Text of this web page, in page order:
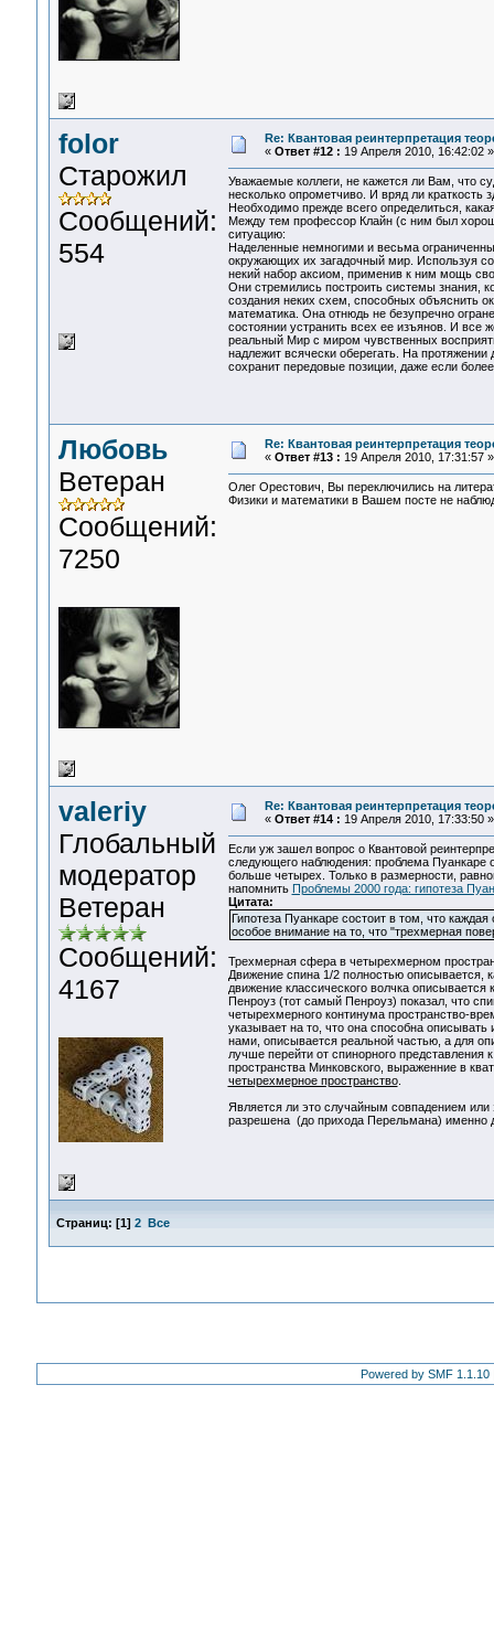
folor
Старожил
Сообщений:
554
Re: Квантовая реинтерпретация
« Ответ #12 : 19 Апреля 2010, 16:42:02 »
Уважаемые коллеги, не кажется ли Вам, что
несколько опрометчиво. И вряд ли краткость
Необходимо прежде всего определиться,
Между тем профессор Клайн (с ним был
ситуацию:
Наделенные немногими и весьма
окружающих их загадочный мир. Используя
некий набор аксиом, применив к ним мощь
Они стремились построить системы знания,
создания неких схем, способных объяснить
математика. Она отнюдь не безупречно
состоянии устранить всех ее изъянов. И
реальный Мир с миром чувственных
надлежит всячески оберегать. На
сохранит передовые позиции, даже если
Любовь
Ветеран
Сообщений:
7250
Re: Квантовая реинтерпретация
« Ответ #13 : 19 Апреля 2010, 17:31:57 »
Олег Орестович, Вы переключились на
Физики и математики в Вашем посте не
valeriy
Глобальный
модератор
Ветеран
Сообщений:
4167
Re: Квантовая реинтерпретация
« Ответ #14 : 19 Апреля 2010, 17:33:50 »
Если уж зашел вопрос о Квантовой
следующего наблюдения: проблема Пуанкаре
больше четырех. Только в размерности,
напомнить Проблемы 2000 года: гипотеза
Цитата:
Гипотеза Пуанкаре состоит в том, что
особое внимание на то, что "трехмерная
Трехмерная сфера в четырехмерном
Движение спина 1/2 полностью описывается,
движение классического волчка
Пенроуз (тот самый Пенроуз) показал, что
четырехмерного континума пространство-
указывает на то, что она способна
нами, описывается реальной частью, а для
лучше перейти от спинорного
пространства Минковского, выраженние в
четырехмерное пространство.
Является ли это случайным совпадением или
разрешена (до прихода Перельмана) именно
Страниц: [1] 2 Все
Powered by SMF 1.1.10